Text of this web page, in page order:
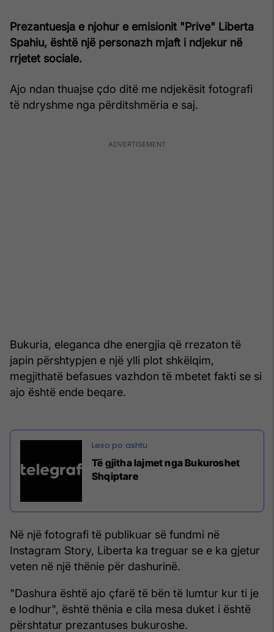
Prezantuesja e njohur e emisionit "Prive" Liberta
Spahiu, është një personazh mjaft i ndjekur në
rrjetet sociale.
Ajo ndan thuajse çdo ditë me ndjekësit fotografi
të ndryshme nga përditshmëria e saj.
Bukuria, eleganca dhe energjia që rrezaton të
japin përshtypjen e një ylli plot shkëlqim,
megjithatë befasues vazhdon të mbetet fakti se si
ajo është ende beqare.
Të gjitha lajmet nga Bukuroshet
Shqiptare
Në një fotografi të publikuar së fundmi në
Instagram Story, Liberta ka treguar se e ka gjetur
veten në një thënie për dashurinë.
"Dashura është ajo çfarë të bën të lumtur kur ti je
e lodhur", është thënia e cila mesa duket i është
përshtatur prezantuses bukuroshe.